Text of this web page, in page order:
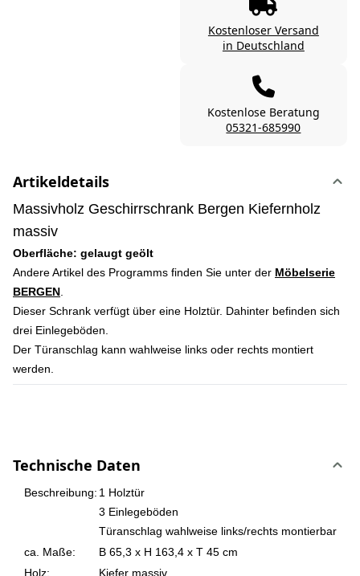
Kostenloser Versand
in Deutschland
Kostenlose Beratung
05321-685990
Artikeldetails
Massivholz Geschirrschrank Bergen Kiefernholz
massiv
Oberfläche: gelaugt geölt
Andere Artikel des Programms finden Sie unter der Möbelserie
BERGEN
Dieser Schrank verfügt über eine Holztür. Dahinter befinden sich
drei Einlegeböden.
Der Türanschlag kann wahlweise links oder rechts montiert
werden.
Technische Daten
Beschreibung: 1 Holztür
3 Einlegeböden
Türanschlag wahlweise links/rechts montierbar
ca. Maße:
B 65,3 x H 163,4 x T 45 cm
Holz:
Kiefer massiv